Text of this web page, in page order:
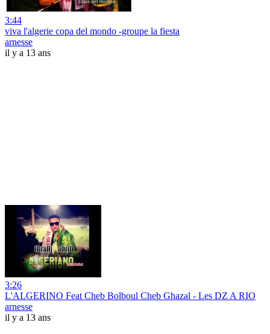
3:44
viva l'algerie copa del mondo -groupe la fiesta
arnesse
il y a 13 ans
3:26
L'ALGERINO Feat Cheb Bolboul Cheb Ghazal - Les DZ A RIO
arnesse
il y a 13 ans